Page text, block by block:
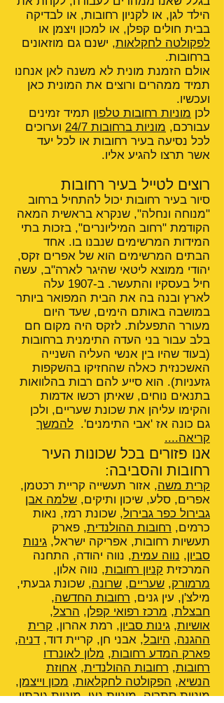
הילד לגן, או לקניון רחובות, או לבדיקה
בבית חולים קפלן, או למכון ויצמן או
לפקולטה לחקלאות, ישנם גם מוזאונים
ברחובות.
אולם הזמנת מונית לא משנה לאן אנחנו
תמיד ממהרים ורוצים את המונית כאן
ועכשיו.
לכן מוניות רחובות טלפון תמיד זמינים
עבורכם, מוניות ברחובות 24/7
וערוכים
לכל נסיעה בעיר רחובות או לכל יעד
אשר תרצו להגיע אליו.
רוצים לטייל בעיר רחובות
סיור בעיר רחובות יכול להתחיל ברחוב
"מנוחה ונחלה", שנקרא בראשית המאה
הקודמת "רחוב המיליונרים", בזכות בתי
המידות המרשימים שנבנו בו. אחד
הבתים המרשימים הוא של אפרים זקס,
יהודי ממוצא ליטאי שהיגר לארה"ב, עשה
חיל בעסקיו והתעשר. ב-1907 עלה
לארץ ובנה בה את הבית המפואר ביותר
במושבה באותם הימים, שעד היום
מעורר התפעלות. לזקס היה מקום חם
בלב עבור בני העדה התימנית ברחובות
(בעוד שהיו בין אנשי העליה השנייה
האשכנזית כאלה שהחזיקו בהשקפות
גזעניות). הוא סייע להם רבות בהלוואות
בתנאים נוחים, שאיתן רכשו אדמות
והקימו עליהן את שכונת שעריים, ולכן
גם כונה אז 'אבי התימנים'. להמשך
קריאה....
אנו פזורים בכל שכונות העיר
רחובות והסביבה:
קרית משה, אזור תעשייה קריית רכטמן,
אפרים, סלע, שיכון ותיקים, שלמה אבן
גבירול כפר גבירול, שכונת רמז, נאות
כרמים, רחובות ההולנדית, פארק
תעשיות רחובות, אפריקה ישראל, גינות
סביון, נווה עמית, נווה יהודה, התחנה
המרכזית קניון רחובות, נווה אלון,
מרמורק, שעריים, שרונה, שכונת גבעתי,
מילצ'ן, עין גנים, רחובות החדשה,
חבצלת, מרכז רפואי קפלן, הרצל,
אושיות, גינות סביון, רמת אהרון, קרית
ההגנה, היובל, אבני חן, קריית דוד, דניה,
פארק המדע רחובות, מלון לאונרדו
רחובות, רחובות ההולנדית, אחוזת
הנשיא, הפקולטה לחקלאות, מכון וייצמן,
מוניות סתריה, מוניות נען,מוניות גיבתון,